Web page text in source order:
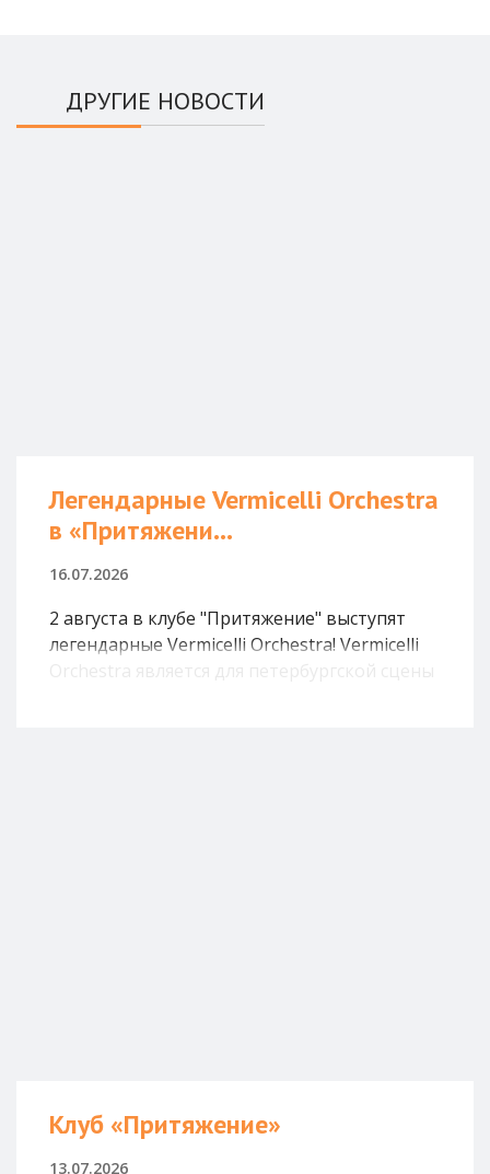
ДРУГИЕ НОВОСТИ
Легендарные Vermicelli Orchestra
в «Притяжени...
16.07.2026
2 августа в клубе "Притяжение" выступят
легендарные Vermicelli Orchestra! Vermicelli
Клуб «Притяжение»
13.07.2026